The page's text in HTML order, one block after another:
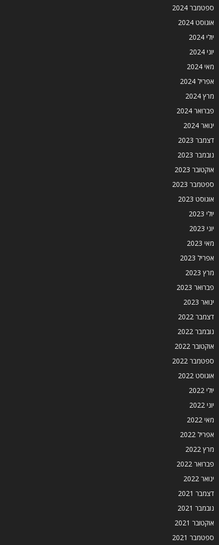
ספטמבר 2024
אוגוסט 2024
יולי 2024
יוני 2024
מאי 2024
אפריל 2024
מרץ 2024
פברואר 2024
ינואר 2024
דצמבר 2023
נובמבר 2023
אוקטובר 2023
ספטמבר 2023
אוגוסט 2023
יולי 2023
יוני 2023
מאי 2023
אפריל 2023
מרץ 2023
פברואר 2023
ינואר 2023
דצמבר 2022
נובמבר 2022
אוקטובר 2022
ספטמבר 2022
אוגוסט 2022
יולי 2022
יוני 2022
מאי 2022
אפריל 2022
מרץ 2022
פברואר 2022
ינואר 2022
דצמבר 2021
נובמבר 2021
אוקטובר 2021
ספטמבר 2021